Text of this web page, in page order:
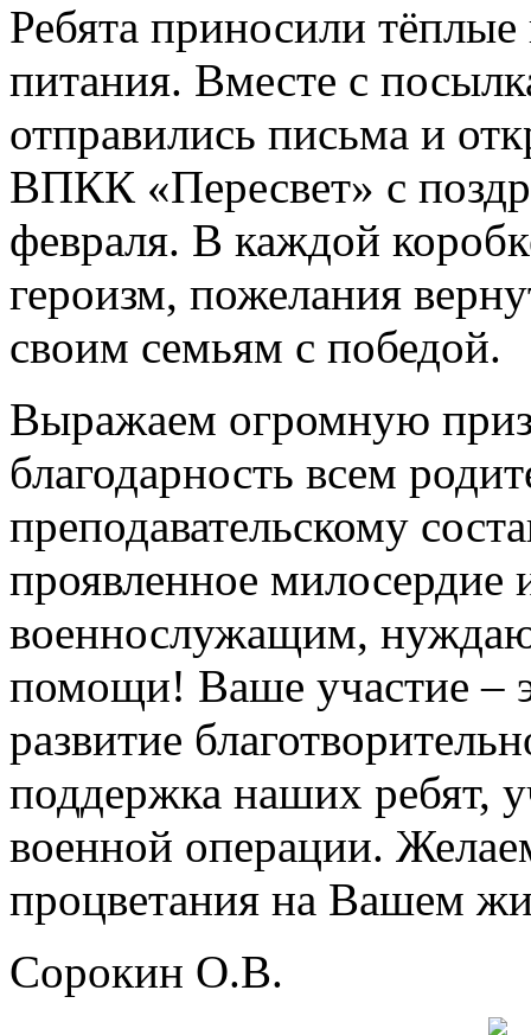
Ребята приносили
питания. Вместе с
отправились письма и
ВПКК «Пересвет» с
февраля. В каждой
героизм, пожелания
своим семьям с победой.
Выражаем огромную
благодарность всем
преподавательскому
проявленное милосердие
военнослужащим,
помощи! Ваше участие –
развитие
поддержка наших ребят,
военной операции.
процветания на Вашем
Сорокин О.В.